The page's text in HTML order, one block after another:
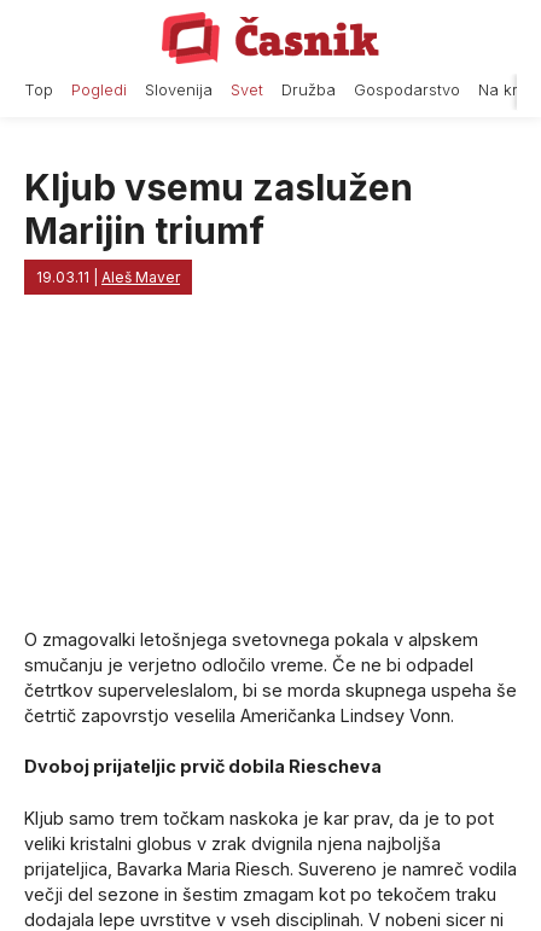
Top Pogledi Slovenija Svet Družba Gospodarstvo Na
Kljub vsemu zaslužen
Marijin triumf
19.03.11 Aleš Maver
O zmagovalki letošnjega svetovnega pokala v alpskem
smučanju je verjetno odločilo vreme. Če ne bi odpadel
četrtkov superveleslalom, bi se morda skupnega uspeha še
četrtič zapovrstjo veselila Američanka Lindsey Vonn.
Dvoboj prijateljic prvič dobila Riescheva
Kljub samo trem točkam naskoka je kar prav, da je to pot
veliki kristalni globus v zrak dvignila njena najboljša
prijateljica, Bavarka Maria Riesch. Suvereno je namreč vodila
večji del sezone in šestim zmagam kot po tekočem traku
dodajala lepe uvrstitve v vseh disciplinah. V nobeni sicer ni